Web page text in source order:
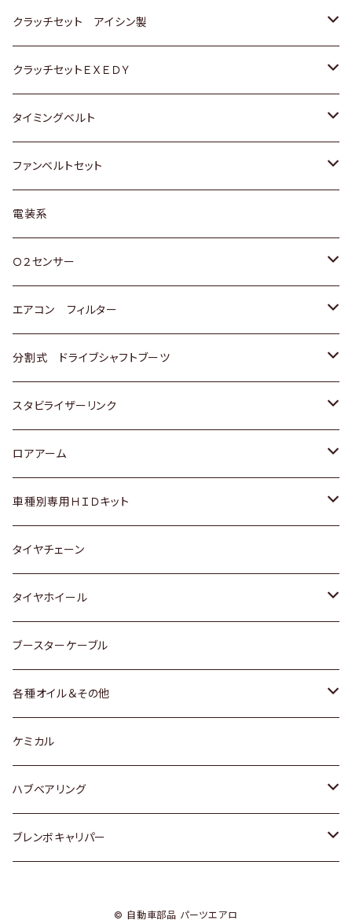
スバル
スバル
ダイハツ
マツダ
三菱
スバル
日野
ＷＡＧＥＮ
アストロ（シボレー）
クライスラー
ＶＯＬＶＯ
スズキ
日産
ダイハツ
マツダ
三菱
スバル
ダイハツ
日産
ホンダ
マツダ
トヨタ
クラッチセット アイシン製
ホンダ
スズキ
ダイハツ
マツダ
三菱
スバル
クラッチセットＥＸＥＤＹ
ホンダ
スズキ
日産
ダイハツ
マツダ
三菱
スバル
タイミングベルト
トヨタ
スズキ
ダイハツ
三菱
スバル
ファンベルトセット
トヨタ
ホンダ
スズキ
日産
いすゞ
ダイハツ
マツダ
三菱
スバル
レクサス
電装系
Ｏ２センサー
トヨタ
ホンダ
スズキ
日産
ダイハツ
マツダ
三菱
スバル
エアコン フィルター
トヨタ
ホンダ
スズキ
日産
いすゞ
ダイハツ
マツダ
三菱
スバル
分割式 ドライブシャフトブーツ
トヨタ
ホンダ
スズキ
日産
ダイハツ
スバル
スタビライザーリンク
トヨタ
ホンダ
スズキ
日産
ダイハツ
マツダ
ロアアーム
ホンダ
スズキ
日産
ダイハツ
マツダ
スバル
車種別専用ＨＩＤキット
トヨタ
マツダ
タイヤチェーン
タイヤホイール
トヨタ
ホンダ
スズキ
日産
ダイハツ
ブースターケーブル
各種オイル＆その他
ディーデル洗浄添加剤
ケミカル
ハブベアリング
トヨタ
ブレンボキャリパー
© 自動車部品 パーツエアロ